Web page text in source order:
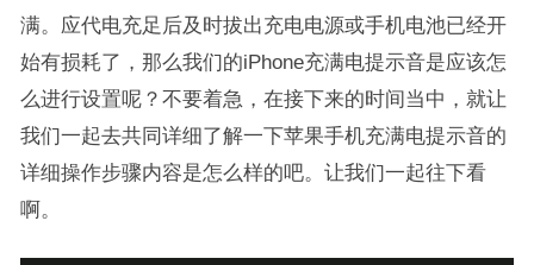
满。应代电充足后及时拔出充电电源或手机电池已经开
始有损耗了，那么我们的iPhone充满电提示音是应该怎
么进行设置呢？不要着急，在接下来的时间当中，就让
我们一起去共同详细了解一下苹果手机充满电提示音的
详细操作步骤内容是怎么样的吧。让我们一起往下看
啊。